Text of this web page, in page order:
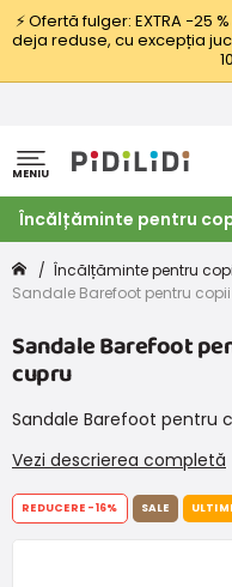
⚡ Ofertă fulger: EXTRA
deja reduse, cu excepția
MENIU
Încălțăminte pentru
Încălțăminte pentru
Sandale Barefoot pentru copii
Sandale Barefoot
cupru
Sandale Barefoot pentru
Vezi descrierea completă
REDUCERE -16% SALE